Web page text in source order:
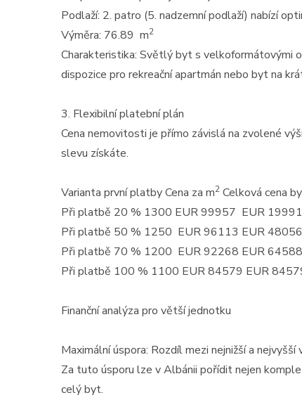
Podlaží: 2. patro (5. nadzemní podlaží) nabízí
Výměra: 76.89 m2
Charakteristika: Světlý byt s velkoformátovými
dispozice pro rekreační apartmán nebo byt na
3. Flexibilní platební plán
Cena nemovitosti je přímo závislá na zvolené
slevu získáte.
Varianta první platby Cena za m2 Celková cena
Při platbě 20 % 1300 EUR 99957 EUR 19991
Při platbě 50 % 1250 EUR 96113 EUR
Při platbě 70 % 1200 EUR 92268 EUR
Při platbě 100 % 1100 EUR 84579 EUR
Finanční analýza pro větší jednotku
Maximální úspora: Rozdíl mezi nejnižší a
Za tuto úsporu lze v Albánii pořídit nejen
celý byt.